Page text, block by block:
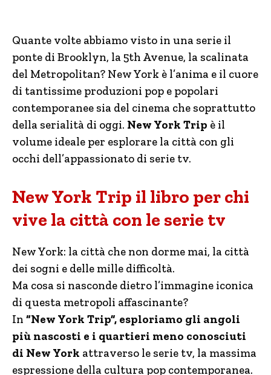
Quante volte abbiamo visto in una serie il
ponte di Brooklyn, la 5th Avenue, la scalinata
del Metropolitan? New York è l’anima e il cuore
di tantissime produzioni pop e popolari
contemporanee sia del cinema che soprattutto
della serialità di oggi. New York Trip è il
volume ideale per esplorare la città con gli
occhi dell’appassionato di serie tv.
New York Trip il libro per chi
vive la città con le serie tv
New York: la città che non dorme mai, la città
dei sogni e delle mille difficoltà.
Ma cosa si nasconde dietro l’immagine iconica
di questa metropoli affascinante?
In “New York Trip”, esploriamo gli angoli
più nascosti e i quartieri meno conosciuti
di New York attraverso le serie tv, la massima
espressione della cultura pop contemporanea.